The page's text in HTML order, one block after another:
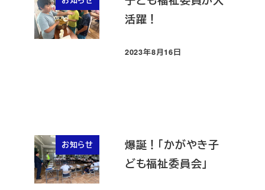
活躍！
投稿日
2023年8月16日
お知らせ
爆誕！「かがやき子
ども福祉委員会」